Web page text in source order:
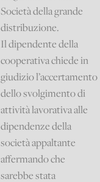
Società della grande
distribuzione.
Il dipendente della
cooperativa chiede in
giudizio l’accertamento
dello svolgimento di
attività lavorativa alle
dipendenze della
società appaltante
affermando che
sarebbe stata